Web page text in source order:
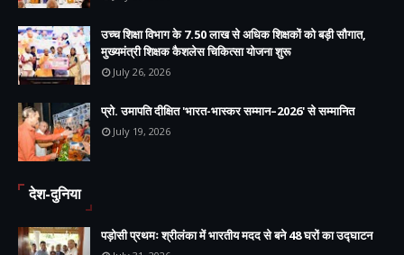
उच्च शिक्षा विभाग के 7.50 लाख से अधिक शिक्षकों को बड़ी सौगात,
मुख्यमंत्री शिक्षक कैशलेस चिकित्सा योजना शुरू
July 26, 2026
प्रो. उमापति दीक्षित 'भारत-भास्कर सम्मान–2026' से सम्मानित
July 19, 2026
देश-दुनिया
पड़ोसी प्रथमः श्रीलंका में भारतीय मदद से बने 48 घरों का उद्घाटन